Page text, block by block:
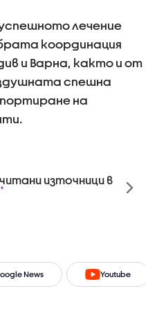
лечение
координация
и Варна, както и от
спешна
на
източници в
News Youtube